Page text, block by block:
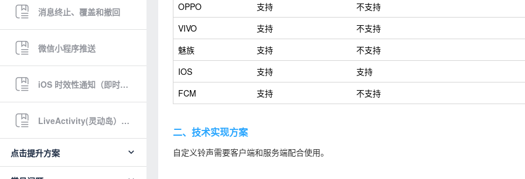
消息终止、覆盖和撤回
微信小程序推送
iOS 时效性通知（即时通知）
LiveActivity(灵动岛）文档说明
点击提升方案
OPPO
支持
不支持
VIVO
支持
不支持
魅族
支持
不支持
IOS
支持
支持
FCM
支持 不支持
二、技术实现方案
自定义铃声需要客户端和服务端配合使用。